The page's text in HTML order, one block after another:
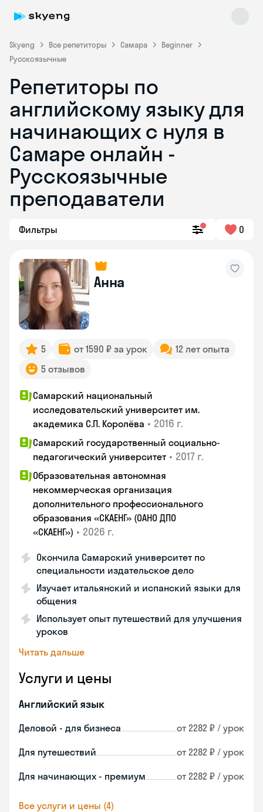
Skyeng Все репетиторы Самара
Beginner
Русскоязычные
Репетиторы по
английскому языку для
начинающих с нуля в
Самаре онлайн -
Русскоязычные
преподаватели
Фильтры 0
Анна
5 от 1590 ₽ за урок
12 лет опыта
5 отзывов
Самарский национальный
исследовательский университет им.
академика С.П. Королёва • 2016 г.
Самарский государственный социально-
педагогический университет • 2017 г.
Образовательная автономная
некоммерческая организация
дополнительного профессионального
образования «СКАЕНГ» (ОАНО ДПО
«СКАЕНГ») • 2026 г.
Окончила Самарский университет по
специальности издательское дело
Изучает итальянский и испанский языки для
общения
Использует опыт путешествий для улучшения
уроков
Читать дальше
Услуги и цены
Английский язык
Деловой - для бизнеса от 2282 ₽ / урок
Для путешествий от 2282 ₽ / урок
Для начинающих - премиум от 2282 ₽ / урок
Все услуги и цены (4)
Skyeng Chat